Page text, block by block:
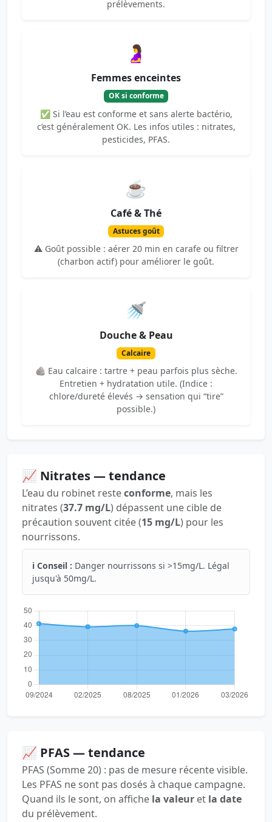
prélèvements.
🤰
Femmes enceintes
OK si conforme
✅ Si l’eau est conforme et sans alerte bactério,
c’est généralement OK. Les infos utiles : nitrates,
pesticides, PFAS.
☕
Café & Thé
Astuces goût
⚠️ Goût possible : aérer 20 min en carafe ou filtrer
(charbon actif) pour améliorer le goût.
🚿
Douche & Peau
Calcaire
🪨 Eau calcaire : tartre + peau parfois plus sèche.
Entretien + hydratation utile. (Indice :
chlore/dureté élevés → sensation qui “tire”
possible.)
📈 Nitrates — tendance
L’eau du robinet resteconforme, mais les
nitrates (37.7 mg/L) dépassent une cible de
précaution souvent citée (15 mg/L) pour les
nourrissons.
ℹ️ Conseil : Danger nourrissons si >15mg/L. Légal
jusqu'à 50mg/L.
📈 PFAS — tendance
PFAS (Somme 20) : pas de mesure récente visible.
Les PFAS ne sont pas dosés à chaque campagne.
Quand ils le sont, on affiche la valeur et la date
du prélèvement.